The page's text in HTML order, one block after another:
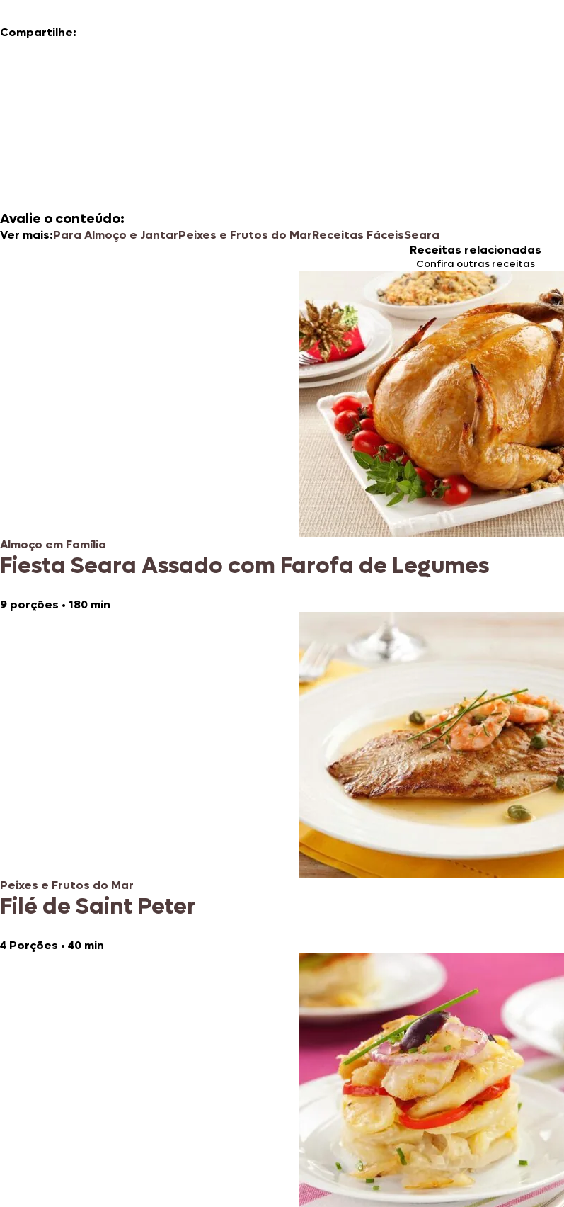
Compartilhe:
Avalie o conteúdo:
Ver mais:Para Almoço e JantarPeixes e Frutos do MarReceitas FáceisSeara
Receitas relacionadas
Confira outras receitas
Almoço em Família
Fiesta Seara Assado com Farofa de Legumes
9 porções • 180 min
Peixes e Frutos do Mar
Filé de Saint Peter
4 Porções • 40 min